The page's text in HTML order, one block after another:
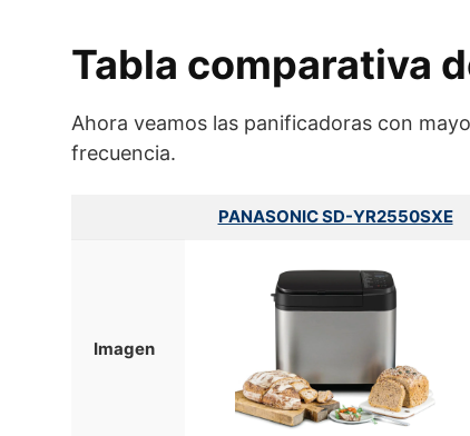
Tabla comparativa
Ahora veamos las panificadoras con
frecuencia.
PANASONIC SD-YR2550SXE
Imagen